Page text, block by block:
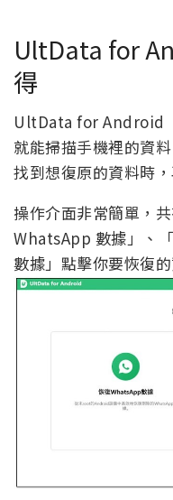
UltData for
得
UltData for Android
就能掃描手機裡的資
找到想復原的資料時
操作介面非常簡單，
WhatsApp 數據」、
數據」點擊你要恢復的